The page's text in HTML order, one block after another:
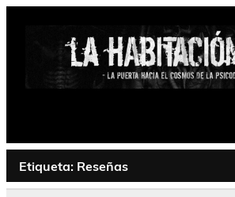
Saltar
Psychedelic, Stoner, Doom, Sludge,
Etiqueta: Reseñas